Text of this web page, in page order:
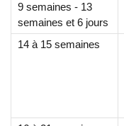
9 semaines - 13
semaines et 6 jours
14 à 15 semaines